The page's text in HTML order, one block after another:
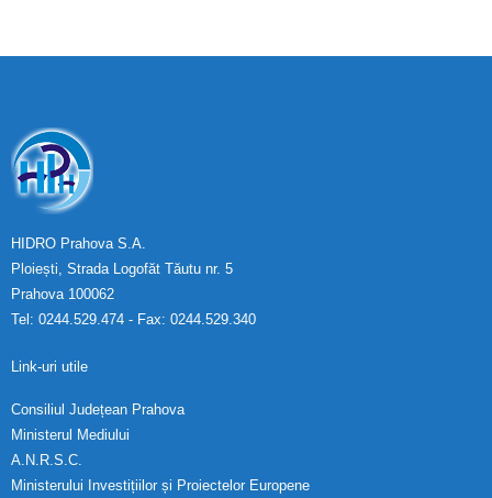
HIDRO Prahova S.A.
Ploiești, Strada Logofăt Tăutu nr. 5
Prahova 100062
Tel: 0244.529.474 - Fax: 0244.529.340
Link-uri utile
Consiliul Județean Prahova
Ministerul Mediului
A.N.R.S.C.
Ministerului Investițiilor și Proiectelor Europene